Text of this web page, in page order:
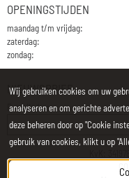
OPENINGSTIJDEN
maandag t/m vrijdag:
zaterdag:
zondag:
NIEUWSBRIEF
E-mailadres:
Wij gebruiken cookies om uw
analyseren en om gerichte
deze beheren door op "Cookie
gebruik van cookies, klikt u op